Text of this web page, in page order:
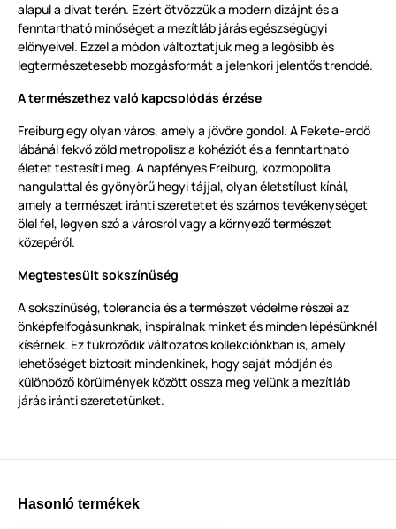
alapul a divat terén. Ezért ötvözzük a modern dizájnt és a
fenntartható minőséget a mezítláb járás egészségügyi
előnyeivel. Ezzel a módon változtatjuk meg a legősibb és
legtermészetesebb mozgásformát a jelenkori jelentős trenddé.
A természethez való kapcsolódás érzése
Freiburg egy olyan város, amely a jövőre gondol. A Fekete-erdő
lábánál fekvő zöld metropolisz a kohéziót és a fenntartható
életet testesíti meg. A napfényes Freiburg, kozmopolita
hangulattal és gyönyörű hegyi tájjal, olyan életstílust kínál,
amely a természet iránti szeretetet és számos tevékenységet
ölel fel, legyen szó a városról vagy a környező természet
közepéről.
Megtestesült sokszínűség
A sokszínűség, tolerancia és a természet védelme részei az
önképfelfogásunknak, inspirálnak minket és minden lépésünknél
kísérnek. Ez tükröződik változatos kollekciónkban is, amely
lehetőséget biztosít mindenkinek, hogy saját módján és
különböző körülmények között ossza meg velünk a mezítláb
járás iránti szeretetünket.
Hasonló termékek